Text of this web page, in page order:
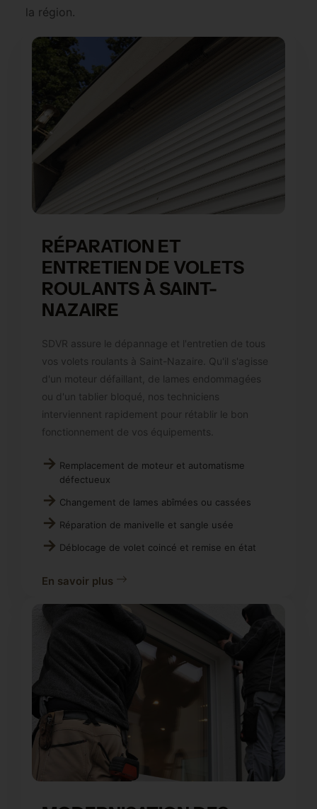
la région.
RÉPARATION ET
ENTRETIEN DE VOLETS
ROULANTS À SAINT-
NAZAIRE
SDVR assure le dépannage et l'entretien de tous
vos volets roulants à Saint-Nazaire. Qu'il s'agisse
d'un moteur défaillant, de lames endommagées
ou d'un tablier bloqué, nos techniciens
interviennent rapidement pour rétablir le bon
fonctionnement de vos équipements.
Remplacement de moteur et automatisme
défectueux
Changement de lames abîmées ou cassées
Réparation de manivelle et sangle usée
Déblocage de volet coincé et remise en état
En savoir plus